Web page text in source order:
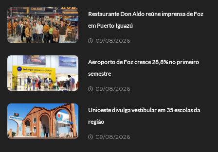
Restaurante Don Aldo reúne imprensa de Foz
em Puerto Iguazú
09/08/2026
Aeroporto de Foz cresce 28,8% no primeiro
semestre
09/08/2026
Unioeste divulga vestibular em 35 escolas da
região
09/08/2026